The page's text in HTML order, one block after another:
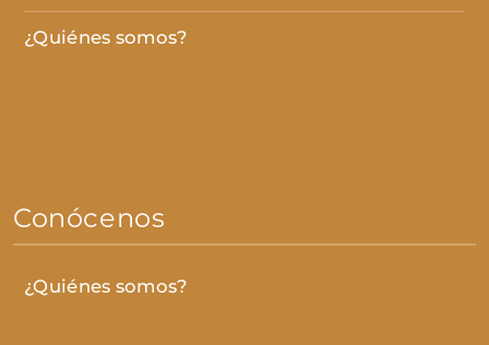
¿Quiénes somos?
Conócenos
¿Quiénes somos?